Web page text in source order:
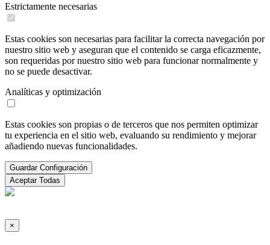
Estrictamente necesarias
Estas cookies son necesarias para facilitar la correcta navegación por
nuestro sitio web y aseguran que el contenido se carga eficazmente,
son requeridas por nuestro sitio web para funcionar normalmente y
no se puede desactivar.
Analíticas y optimización
Estas cookies son propias o de terceros que nos permiten optimizar
tu experiencia en el sitio web, evaluando su rendimiento y mejorar
añadiendo nuevas funcionalidades.
Guardar Configuración
Aceptar Todas
×